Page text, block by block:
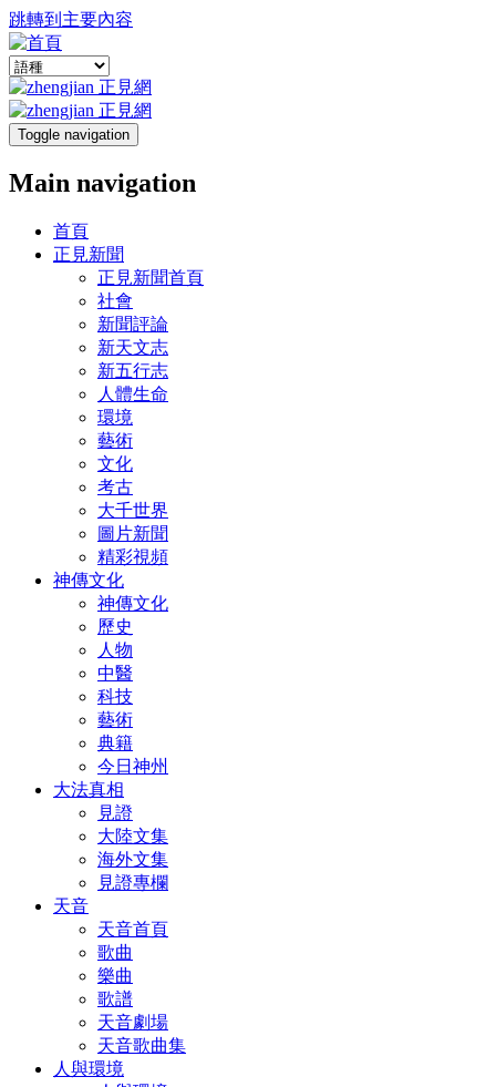
跳轉到主要內容
Toggle navigation
Main navigation
首頁
正見新聞
正見新聞首頁
社會
新聞評論
新天文志
新五行志
人體生命
環境
藝術
文化
考古
大千世界
圖片新聞
精彩視頻
神傳文化
神傳文化
歷史
人物
中醫
科技
藝術
典籍
今日神州
大法真相
見證
大陸文集
海外文集
見證專欄
天音
天音首頁
歌曲
樂曲
歌譜
天音劇場
天音歌曲集
人與環境